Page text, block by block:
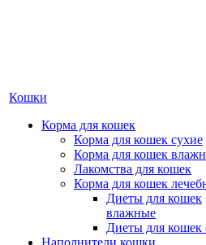
Кошки
Корма для кошек
Корма для кошек сухие
Корма для кошек
Лакомства для кошек
Корма для кошек
Диеты для кошек
влажные
Диеты для кошек
Наполнители кошки